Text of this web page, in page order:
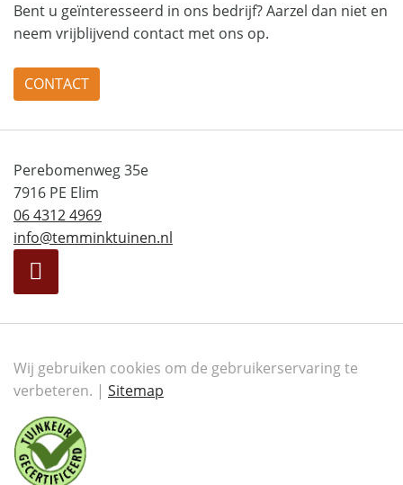
Bent u geïnteresseerd in ons bedrijf? Aarzel dan niet en
neem vrijblijvend contact met ons op.
CONTACT
Perebomenweg 35e
7916 PE Elim
06 4312 4969
info@temminktuinen.nl
Wij gebruiken cookies om de gebruikerservaring te
verbeteren. | Sitemap